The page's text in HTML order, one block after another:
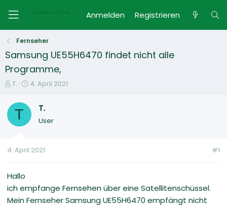
Anmelden Registrieren
Fernseher
Samsung UE55H6470 findet nicht alle
Programme,
E
s
e
e
T.
E
t
e
4. April 2021
T T.
User
4. April 2021 #1
Hallo
ich empfange Fernsehen über eine Satellitenschüssel.
Mein Fernseher Samsung UE55H6470 empfängt nicht